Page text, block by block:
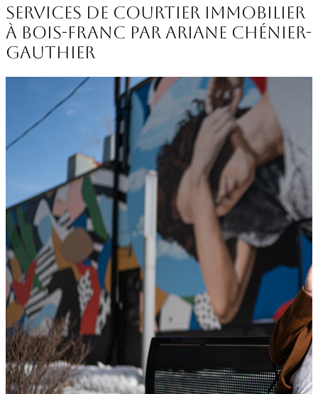
Services de courtier immobilier
à Bois-Franc par Ariane Chénier-
Gauthier